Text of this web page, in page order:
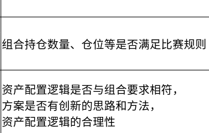
组合持仓数量、仓位等是否满足比赛规则
资产配置逻辑是否与组合要求相符，
方案是否有创新的思路和方法，
资产配置逻辑的合理性